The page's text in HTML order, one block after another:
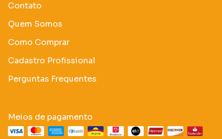
Contato
Quem Somos
Como Comprar
Cadastro Profissional
Perguntas Frequentes
Meios de pagamento